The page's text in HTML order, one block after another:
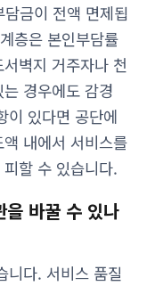
금이 전액 면제됩
층은 본인부담률
벽지 거주자나 천
경우에도 감경
이 있다면 공단에
내에서 서비스를
할 수 있습니다.
을 바꿀 수 있나
니다. 서비스 품질